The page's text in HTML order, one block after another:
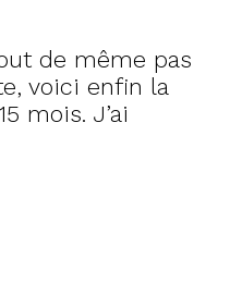
de même pas
voici enfin la
mois. J’ai